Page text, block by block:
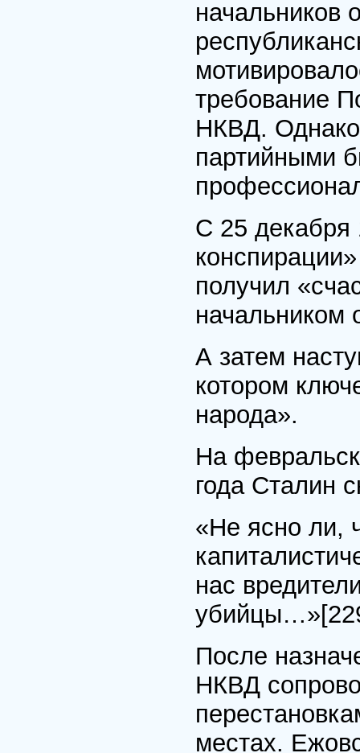
начальников
требование
НКВД.
партийными
С 25 декабря
получил
начальником
А затем
котором
народа».
На
года Сталин
«Не ясно ли,
нас
убийцы…»
После
НКВД
местах.